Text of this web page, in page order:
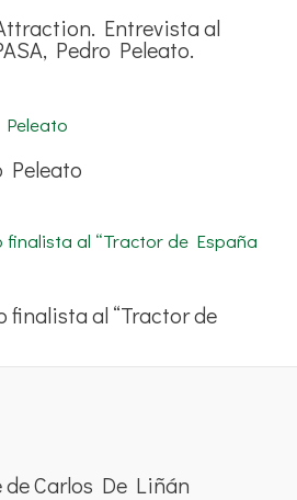
Entrevista al
Pedro Peleato.
Peleato
finalista al “Tractor de
de Carlos De Liñán